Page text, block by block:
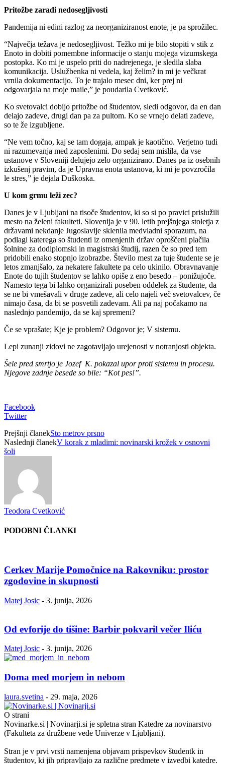
Pritožbe zaradi nedosegljivosti
Pandemija ni edini razlog za neorganiziranost enote, je pa sprožilec.
“Največja težava je nedosegljivost. Težko mi je bilo stopiti v stik z
Enoto in dobiti pomembne informacije o stanju mojega vizumskega
postopka. Ko mi je uspelo priti do nadrejenega, je sledila slaba
komunikacija. Uslužbenka ni vedela, kaj želim? in mi je večkrat
vrnila dokumentacijo. To je trajalo mesec dni, ker prej ni
odgovarjala na moje maile,” je poudarila Cvetković.
Ko svetovalci dobijo pritožbe od študentov, sledi odgovor, da en dan
delajo zadeve, drugi dan pa za pultom. Ko se vrnejo delati zadeve,
so te že izgubljene.
“Ne vem točno, kaj se tam dogaja, ampak je kaotično. Verjetno tudi
ni razumevanja med zaposlenimi. Do sedaj sem mislila, da vse
ustanove v Sloveniji delujejo zelo organizirano. Danes pa iz osebnih
izkušenj pravim, da je Upravna enota ustanova, ki mi je povzročila
le stres,” je dejala Duškoska.
U kom grmu leži zec?
Danes je v Ljubljani na tisoče študentov, ki so si po pravici prislužili
mesto na želeni fakulteti. Slovenija je v 90. letih prejšnjega stoletja z
državami nekdanje Jugoslavije sklenila medvladni sporazum, na
podlagi katerega so študenti iz omenjenih držav oproščeni plačila
šolnine za dodiplomski in magistrski študij, razen če so pred tem
pridobili enako stopnjo izobrazbe. Število mest za tuje študente se je
letos zmanjšalo, za nekatere fakultete pa celo ukinilo. Obravnavanje
Enote do tujih študentov se lahko opiše z eno besedo – ponižujoče.
Namesto tega bi lahko organizirali poseben oddelek za študente, da
se ne bi vmešavali v druge zadeve, ali celo najeli več svetovalcev, če
nimajo časa, da bi se posvetili zadevam. Ali pa naj počakamo na
naslednjo pandemijo, da se kaj spremeni?
Če se vprašate; Kje je problem? Odgovor je; V sistemu.
Lepi zunanji zidovi ne zagotavljajo urejenosti v notranjosti objekta.
Šele pred smrtjo je Jozef K. pokazal upor proti sistemu in procesu.
Njegove zadnje besede so bile: “Kot pes!”.
Facebook
Twitter
Prejšnji članekSto metrov prsno
Naslednji članekV korak z mladimi: novinarski krožek v osnovni
šoli
Teodora Cvetković
PODOBNI ČLANKI
Cerkev Marije Pomočnice na Rakovniku: prostor
zgodovine in skupnosti
Matej Josic - 3. junija, 2026
Od evforije do tišine: Barbir pokvaril večer Iliću
Matej Josic - 3. junija, 2026
Doma med morjem in nebom
laura.svetina - 29. maja, 2026
O strani
Novinarke.si | Novinarji.si je spletna stran Katedre za novinarstvo
(Fakulteta za družbene vede Univerze v Ljubljani).
Stran je v prvi vrsti namenjena objavam prispevkov študentk in
študentov, ki jih pripravljajo za različne predmete v izvedbi katedre.